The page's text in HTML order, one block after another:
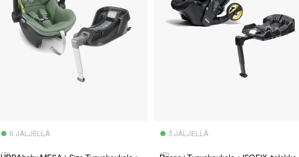
6 JÄLJELLÄ 3 JÄLJELLÄ